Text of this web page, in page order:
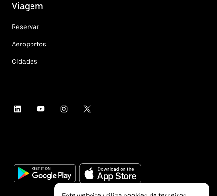
Viagem
Reservar
Aeroportos
Cidades